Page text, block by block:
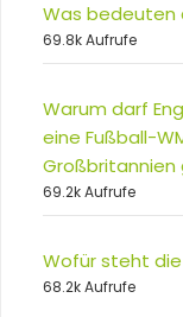
Was bedeuten
69.8k Aufrufe
Warum darf
eine Fußball-
Großbritannien
69.2k Aufrufe
Wofür steht
68.2k Aufrufe